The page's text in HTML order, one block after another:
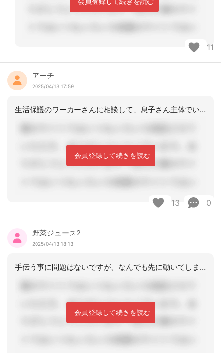
11
アーチ
2025/04/13 17:59
生活保護のワーカーさんに相談して、息子さん主体でいいと思います
会員登録して続きを読む
13 0
野菜ジュース2
2025/04/13 18:13
手伝う事に問題はないですが、なんでも先に動いてしまうと、依存が生まれます。まずは
会員登録して続きを読む